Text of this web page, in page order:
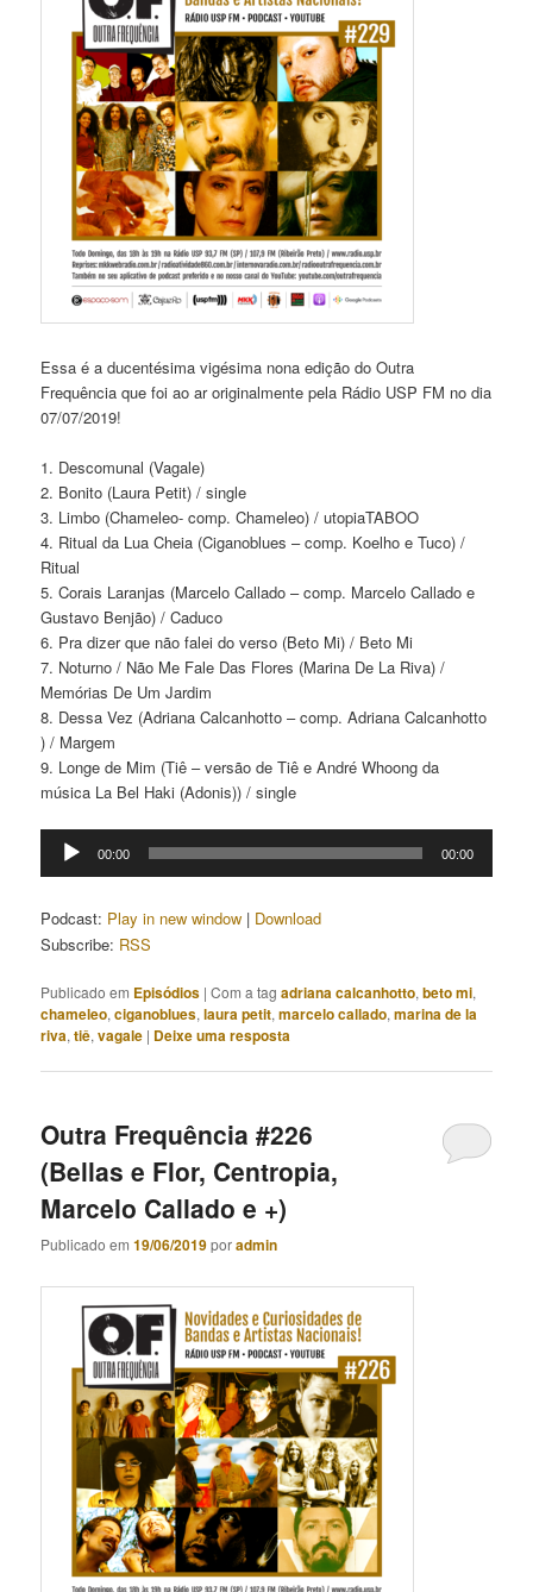
Essa é a ducentésima vigésima nona edição do Outra
Frequência que foi ao ar originalmente pela Rádio USP FM no dia
07/07/2019!
1. Descomunal (Vagale)
2. Bonito (Laura Petit) / single
3. Limbo (Chameleo- comp. Chameleo) / utopiaTABOO
4. Ritual da Lua Cheia (Ciganoblues – comp. Koelho e Tuco) /
Ritual
5. Corais Laranjas (Marcelo Callado – comp. Marcelo Callado e
Gustavo Benjão) / Caduco
6. Pra dizer que não falei do verso (Beto Mi) / Beto Mi
7. Noturno / Não Me Fale Das Flores (Marina De La Riva) /
Memórias De Um Jardim
8. Dessa Vez (Adriana Calcanhotto – comp. Adriana Calcanhotto
) / Margem
9. Longe de Mim (Tiê – versão de Tiê e André Whoong da
música La Bel Haki (Adonis)) / single
Tocador
00:00 00:00
Podcast: Play in new window | Download
Subscribe: RSS
Publicado em Episódios |Com a tagadriana calcanhotto,beto mi,
chameleo,ciganoblues,laura petit,marcelo callado,marina de la
riva,tiê,vagale | Deixe uma resposta
Outra Frequência #226
(Bellas e Flor, Centropia,
Marcelo Callado e +)
Publicado em19/06/2019poradmin